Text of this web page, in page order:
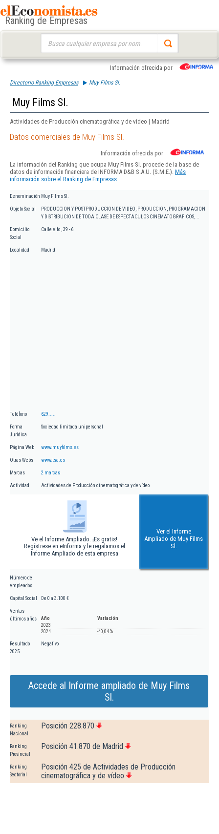
Ranking de Empresas
Información ofrecida por
Directorio Ranking Empresas Muy Films Sl.
Muy Films Sl.
Actividades de Producción cinematográfica y de vídeo | Madrid
Datos comerciales de Muy Films Sl.
Información ofrecida por
La información del Ranking que ocupa Muy Films Sl. procede de la base de
datos de información financiera de INFORMA D&B S.A.U. (S.M.E.). Más
información sobre el Ranking de Empresas.
Denominación Muy Films Sl.
Objeto Social
PRODUCCION Y POSTPRODUCCION DE VIDEO, PRODUCCION, PROGRAMACION
Y DISTRIBUCION DE TODA CLASE DE ESPECTACULOS CINEMATOGRAFICOS,...
Domicilio
Social
Calle elfo , 39 - 6
Localidad Madrid
Teléfono 629.....
Forma
Jurídica
Sociedad limitada unipersonal
Página Web www.muyfilms.es
Otras Webs www.tsa.es
Marcas 2 marcas
Actividad Actividades de Producción cinematográfica y de vídeo
Ve el Informe Ampliado. ¡Es gratis!
Regístrese en eInforma y le regalamos el
Informe Ampliado de esta empresa
Ver el Informe
Ampliado de Muy Films
Sl.
Número de
empleados
Capital Social De 0 a 3.100 €
Ventas
últimos años
Año
Variación
2023
2024
-40,04 %
Resultado
2025
Negativo
Accede al Informe ampliado de Muy Films
Sl.
Ranking
Nacional
Posición 228.870
Ranking
Provincial
Posición 41.870 de Madrid
Ranking
Sectorial
Posición 425 de Actividades de Producción
cinematográfica y de vídeo